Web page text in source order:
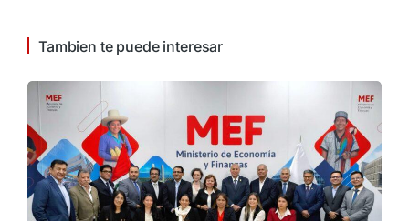
Tambien te puede interesar